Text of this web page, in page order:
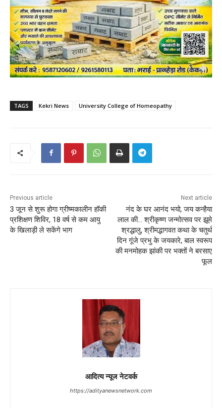
TAGS Kekri News University College of Homeopathy
Previous article
3 जून से शुरू होगा ग्रीष्मकालीन हॉकी
प्रशिक्षण शिविर, 18 वर्ष से कम आयु
के खिलाड़ी ले सकेंगे भाग
Next article
नंद के घर आनंद भयो, जय कन्हैया
लाल की… श्रीकृष्ण जन्मोत्सव पर झूमे
श्रद्धालु, श्रीमद्भागवत कथा के चतुर्थ
दिन गूंजे प्रभु के जयकारे, बाल स्वरूप
की मनमोहक झांकी पर भक्तों ने बरसाए
फूल
आदित्य न्यूज नेटवर्क
https://adityanewsnetwork.com